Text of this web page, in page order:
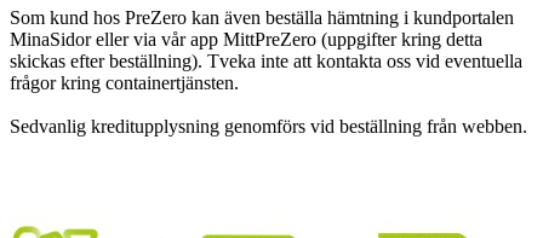
Som kund hos PreZero kan även beställa hämtning i kundportalen
MinaSidor eller via vår app MittPreZero (uppgifter kring detta
skickas efter beställning). Tveka inte att kontakta oss vid eventuella
frågor kring containertjänsten.
Sedvanlig kreditupplysning genomförs vid beställning från webben.